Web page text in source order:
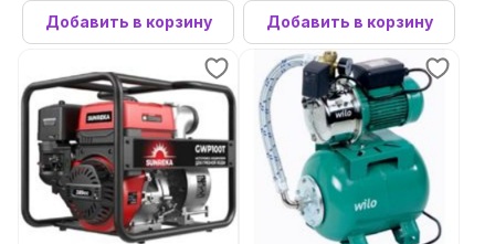
Добавить в корзину Добавить в корзину